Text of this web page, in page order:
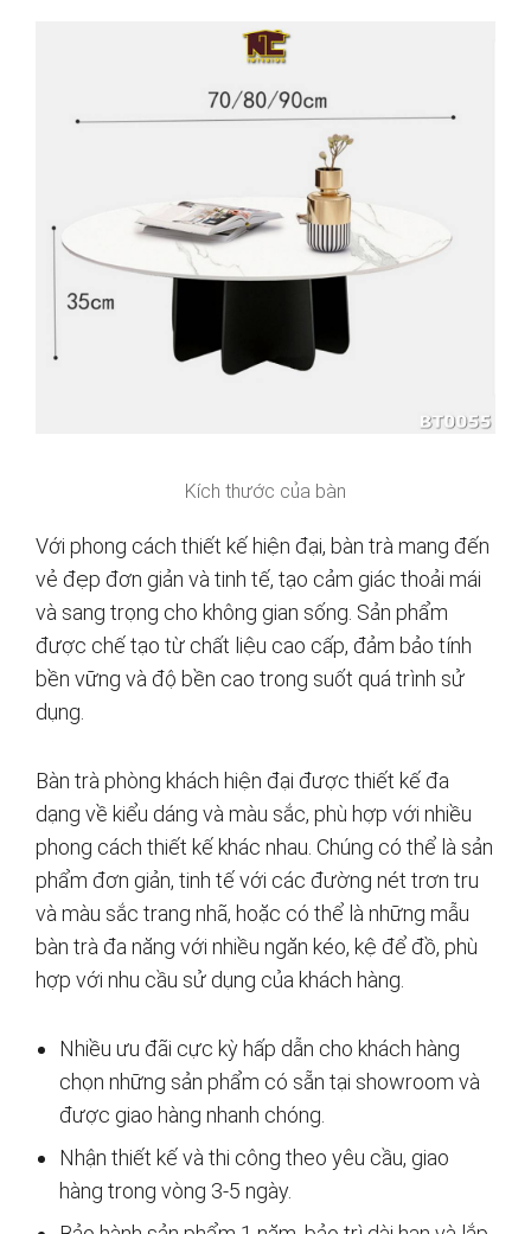
Kích thước của bàn
Với phong cách thiết kế hiện đại, bàn trà mang đến
vẻ đẹp đơn giản và tinh tế, tạo cảm giác thoải mái
và sang trọng cho không gian sống. Sản phẩm
được chế tạo từ chất liệu cao cấp, đảm bảo tính
bền vững và độ bền cao trong suốt quá trình sử
dụng.
Bàn trà phòng khách hiện đại được thiết kế đa
dạng về kiểu dáng và màu sắc, phù hợp với nhiều
phong cách thiết kế khác nhau. Chúng có thể là sản
phẩm đơn giản, tinh tế với các đường nét trơn tru
và màu sắc trang nhã, hoặc có thể là những mẫu
bàn trà đa năng với nhiều ngăn kéo, kệ để đồ, phù
hợp với nhu cầu sử dụng của khách hàng.
Nhiều ưu đãi cực kỳ hấp dẫn cho khách hàng
chọn những sản phẩm có sẵn tại showroom và
được giao hàng nhanh chóng.
Nhận thiết kế và thi công theo yêu cầu, giao
hàng trong vòng 3-5 ngày.